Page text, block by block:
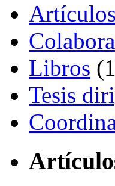
Libros
Tesis